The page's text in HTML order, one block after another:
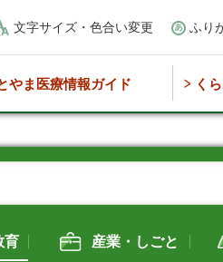
文字サイズ・色合い変更 ふり
やま医療情報ガイド く
育 産業・しごと